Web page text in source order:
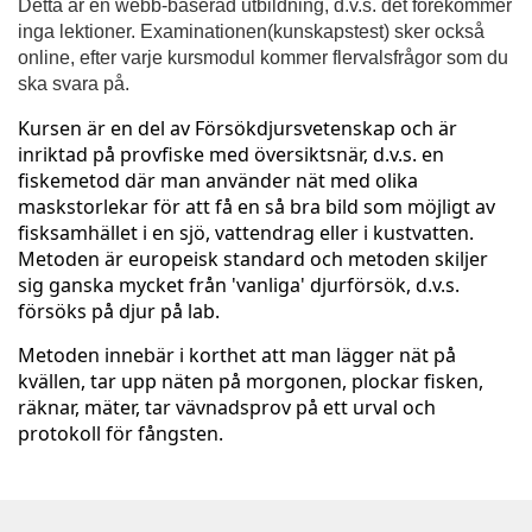
l
l
s
t
ä
n
d
i
Detta är en webb-baserad utbildning, d.v.s. det förekommer
inga lektioner. Examinationen(kunskapstest) sker också
online, efter varje kursmodul kommer flervalsfrågor som du
ska svara på.
Kursen är en del av Försökdjursvetenskap och är
inriktad på provfiske med översiktsnär, d.v.s. en
fiskemetod där man använder nät med olika
maskstorlekar för att få en så bra bild som möjligt av
fisksamhället i en sjö, vattendrag eller i kustvatten.
Metoden är europeisk standard och metoden skiljer
sig ganska mycket från 'vanliga' djurförsök, d.v.s.
försöks på djur på lab.
Metoden innebär i korthet att man lägger nät på
kvällen, tar upp näten på morgonen, plockar fisken,
räknar, mäter, tar vävnadsprov på ett urval och
protokoll för fångsten.